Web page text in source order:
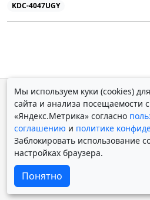
KDC-4047UGY
Мы используем куки (cookies)
сайта и анализа посещаемости
«Яндекс.Метрика» согласно
соглашению и политике
Заблокировать использование
настройках браузера.
Понятно
© Дмитрий Косолапов 2007 —
Powered byYii Framework